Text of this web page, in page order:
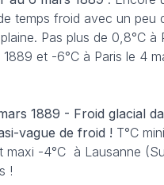
temps froid avec un peu
Pas plus de 0,8°C à
1889 et -6°C à Paris le 4
1889 - Froid glacial
vague de froid ! T°C mini
maxi -4°C à Lausanne
!